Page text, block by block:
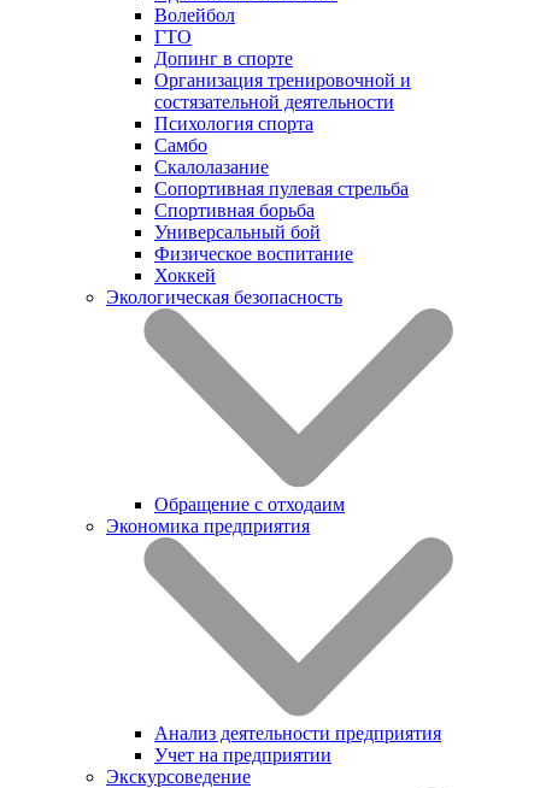
Волейбол
ГТО
Допинг в спорте
Организация тренировочной и
состязательной деятельности
Психология спорта
Самбо
Скалолазание
Сопортивная пулевая стрельба
Спортивная борьба
Универсальный бой
Физическое воспитание
Хоккей
Экологическая безопасность
Обращение с отходаим
Экономика предприятия
Анализ деятельности предприятия
Учет на предприятии
Экскурсоведение